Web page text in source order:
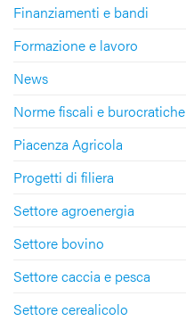
Finanziamenti e bandi
Formazione e lavoro
News
Norme fiscali e burocratiche
Piacenza Agricola
Progetti di filiera
Settore agroenergia
Settore bovino
Settore caccia e pesca
Settore cerealicolo